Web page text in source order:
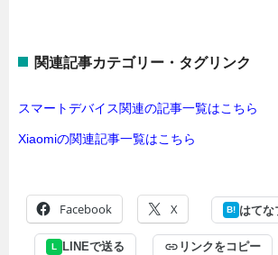
関連記事カテゴリー・タグリンク
スマートデバイス関連の記事一覧はこちら
Xiaomiの関連記事一覧はこちら
Facebook X B! はてな
L LINEで送る リンクをコピー